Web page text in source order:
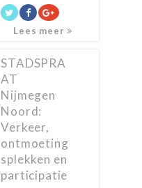
Lees meer
STADSPRA
AT
Nijmegen
Noord:
Verkeer,
ontmoeting
splekken en
participatie